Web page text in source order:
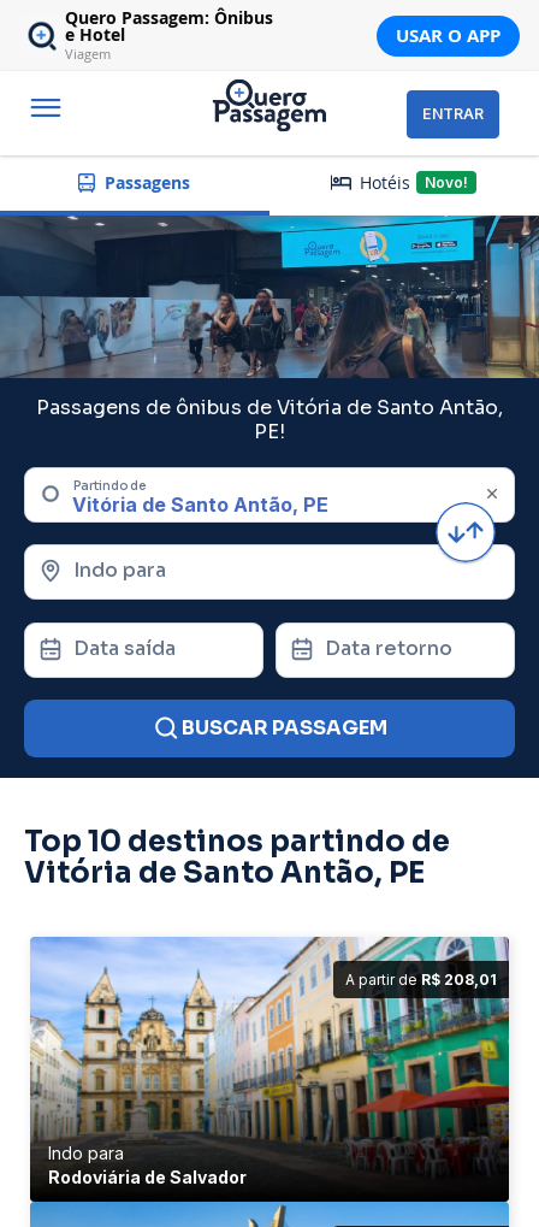
Quero Passagem: Ônibus
e Hotel
Viagem
USAR O APP
ENTRAR
Passagens Hotéis Novo!
Passagens de ônibus de Vitória de Santo Antão,
PE!
Partindo de
Indo para
Data saída Data retorno
BUSCAR PASSAGEM
Top 10 destinos partindo de
Vitória de Santo Antão, PE
A partir de R$ 208,01
Indo para
Rodoviária de Salvador